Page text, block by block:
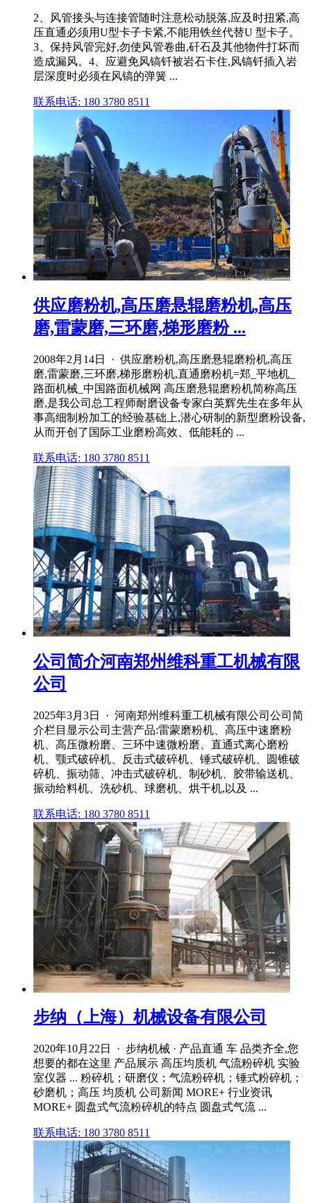
2、风管接头与连接管随时注意松动脱落,应及时扭紧,高
压直通必须用U型卡子卡紧,不能用铁丝代替U 型卡子。
3、保持风管完好,勿使风管卷曲,矸石及其他物件打坏而
造成漏风。4、应避免风镐钎被岩石卡住,风镐钎插入岩
层深度时必须在风镐的弹簧 ...
联系电话: 180 3780 8511
供应磨粉机,高压磨悬辊磨粉机,高压
磨,雷蒙磨,三环磨,梯形磨粉 ...
2008年2月14日 · 供应磨粉机,高压磨悬辊磨粉机,高压
磨,雷蒙磨,三环磨,梯形磨粉机,直通磨粉机=郑_平地机_
路面机械_中国路面机械网 高压磨悬辊磨粉机简称高压
磨,是我公司总工程师耐磨设备专家白英辉先生在多年从
事高细制粉加工的经验基础上,潜心研制的新型磨粉设备,
从而开创了国际工业磨粉高效、低能耗的 ...
联系电话: 180 3780 8511
公司简介河南郑州维科重工机械有限
公司
2025年3月3日 · 河南郑州维科重工机械有限公司公司简
介栏目显示公司主营产品:雷蒙磨粉机、高压中速磨粉
机、高压微粉磨、三环中速微粉磨、直通式离心磨粉
机、颚式破碎机、反击式破碎机、锤式破碎机、圆锥破
碎机、振动筛、冲击式破碎机、制砂机、胶带输送机、
振动给料机、洗砂机、球磨机、烘干机,以及 ...
联系电话: 180 3780 8511
步纳（上海）机械设备有限公司
2020年10月22日 · 步纳机械 · 产品直通 车 品类齐全,您
想要的都在这里 产品展示 高压均质机 气流粉碎机 实验
室仪器 ... 粉碎机；研磨仪；气流粉碎机；锤式粉碎机；
砂磨机；高压 均质机 公司新闻 MORE+ 行业资讯
MORE+ 圆盘式气流粉碎机的特点 圆盘式气流 ...
联系电话: 180 3780 8511